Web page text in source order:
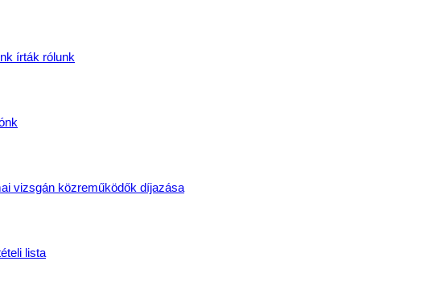
írták rólunk
vizsgán közreműködők díjazása
lista